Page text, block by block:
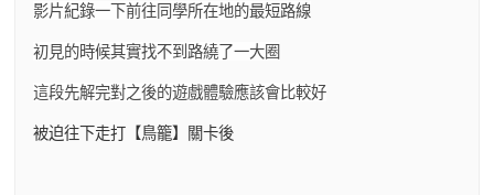
影片紀錄一下前往同學所在地的最短路線
初見的時候其實找不到路繞了一大圈
這段先解完對之後的遊戲體驗應該會比較好
被迫往下走打【鳥籠】關卡後